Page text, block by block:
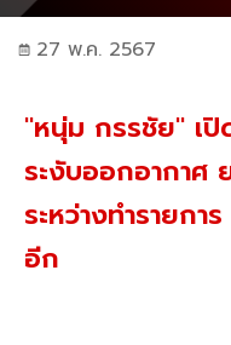
27 พ.ค. 2567
"หนุ่ม กรรชัย" เ
ระงับออกอากาศ
ระหว่างทำรายก
อีก